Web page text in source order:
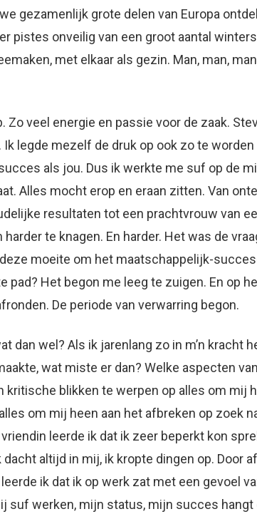
gezamenlijk grote delen van Europa
pistes onveilig van een groot aantal
met elkaar als gezin. Man, man,
Zo veel energie en passie voor de zaak.
legde mezelf de druk op ook zo te worden
als jou. Dus ik werkte me suf op de
Alles mocht erop en eraan zitten. Van
resultaten tot een prachtvrouw van
harder te knagen. En harder. Het was de
moeite om het maatschappelijk-
pad? Het begon me leeg te zuigen. En op
De periode van verwarring begon.
dan wel? Als ik jarenlang zo in m’n kracht
wat miste er dan? Welke aspecten
kritische blikken te werpen op alles om mij
om mij heen aan het afbreken op zoek
leerde ik dat ik zeer beperkt kon
altijd in mij, ik kropte dingen op. Door
ik dat ik op werk zat met een gevoel
suf werken, mijn status, mijn succes hangt